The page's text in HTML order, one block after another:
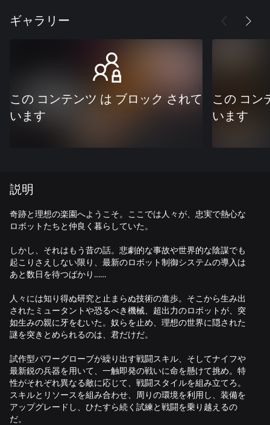
ギャラリー
この コンテンツ は ブロック されて
います
この コン
います
説明
奇跡と理想の楽園へようこそ。ここでは人々が、忠実で熱心な
ロボットたちと仲良く暮らしていた。
しかし、それはもう昔の話。悲劇的な事故や世界的な陰謀でも
起こりさえしない限り、最新のロボット制御システムの導入は
あと数日を待つばかり……
人々には知り得ぬ研究と止まらぬ技術の進歩。そこから生み出
されたミュータントや恐るべき機械、超出力のロボットが、突
如生みの親に牙をむいた。奴らを止め、理想の世界に隠された
謎を突きとめられるのは、君だけだ。
試作型パワーグローブが繰り出す戦闘スキル、そしてナイフや
最新鋭の兵器を用いて、一触即発の戦いに命を懸けて挑め。特
性がそれぞれ異なる敵に応じて、戦闘スタイルを組み立てろ。
スキルとリソースを組み合わせ、周りの環境を利用し、装備を
アップグレードし、ひたすら続く試練と戦闘を乗り越えるの
だ。